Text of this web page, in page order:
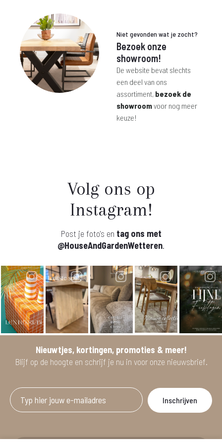
Niet gevonden wat je zocht?
Bezoek onze
showroom!
De website bevat slechts
een deel van ons
assortiment, bezoek de
showroomvoor nog meer
keuze!
Volg ons op
Instagram!
Post je foto's en tag ons met
@HouseAndGardenWetteren.
Nieuwtjes, kortingen, promoties & meer!
Blijf op de hoogte en schrijf je nu in voor onze nieuwsbrief.